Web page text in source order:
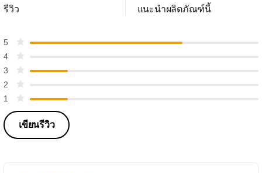
รีวิว แนะนำผลิตภัณฑ์นี้
5
4
3
2
1
เขียนรีวิว